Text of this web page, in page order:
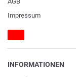
Impressum
INFORMATIONEN